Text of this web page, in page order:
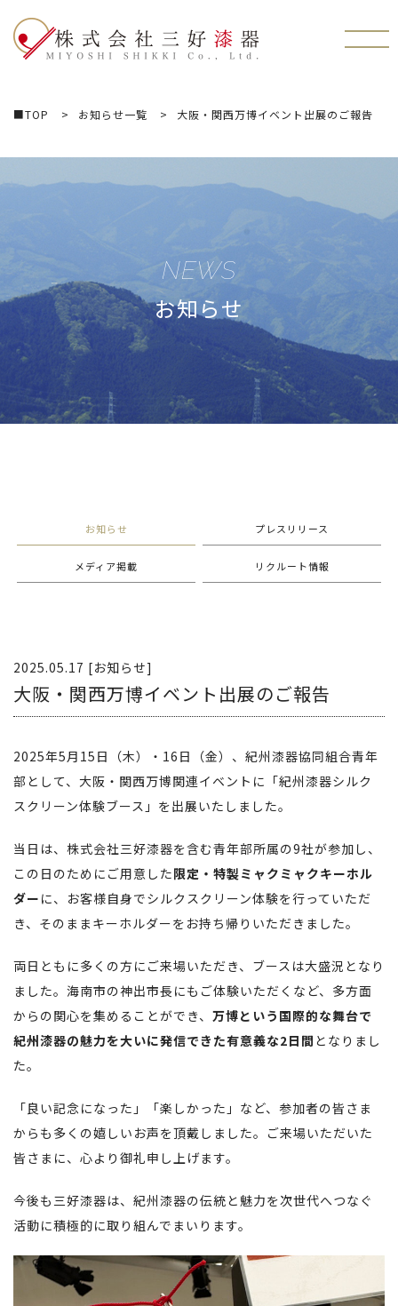
■TOP お知らせ一覧 大阪・関西万博イベント出展のご報告
NEWS
お知らせ
お知らせ プレスリリース
メディア掲載 リクルート情報
2025.05.17 [お知らせ]
大阪・関西万博イベント出展のご報告
2025年5月15日（木）・16日（金）、紀州漆器協同組合青年
部として、大阪・関西万博関連イベントに「紀州漆器シルク
スクリーン体験ブース」を出展いたしました。
当日は、株式会社三好漆器を含む青年部所属の9社が参加し、
この日のためにご用意した限定・特製ミャクミャクキーホル
ダー に、お客様自身でシルクスクリーン体験を行っていただ
き、そのままキーホルダーをお持ち帰りいただきました。
両日ともに多くの方にご来場いただき、ブースは大盛況となり
ました。海南市の神出市長にもご体験いただくなど、多方面
からの関心を集めることができ、 万博という国際的な舞台で
紀州漆器の魅力を大いに発信できた有意義な2日間 となりまし
た。
「良い記念になった」「楽しかった」など、参加者の皆さま
からも多くの嬉しいお声を頂戴しました。ご来場いただいた
皆さまに、心より御礼申し上げます。
今後も三好漆器は、紀州漆器の伝統と魅力を次世代へつなぐ
活動に積極的に取り組んでまいります。